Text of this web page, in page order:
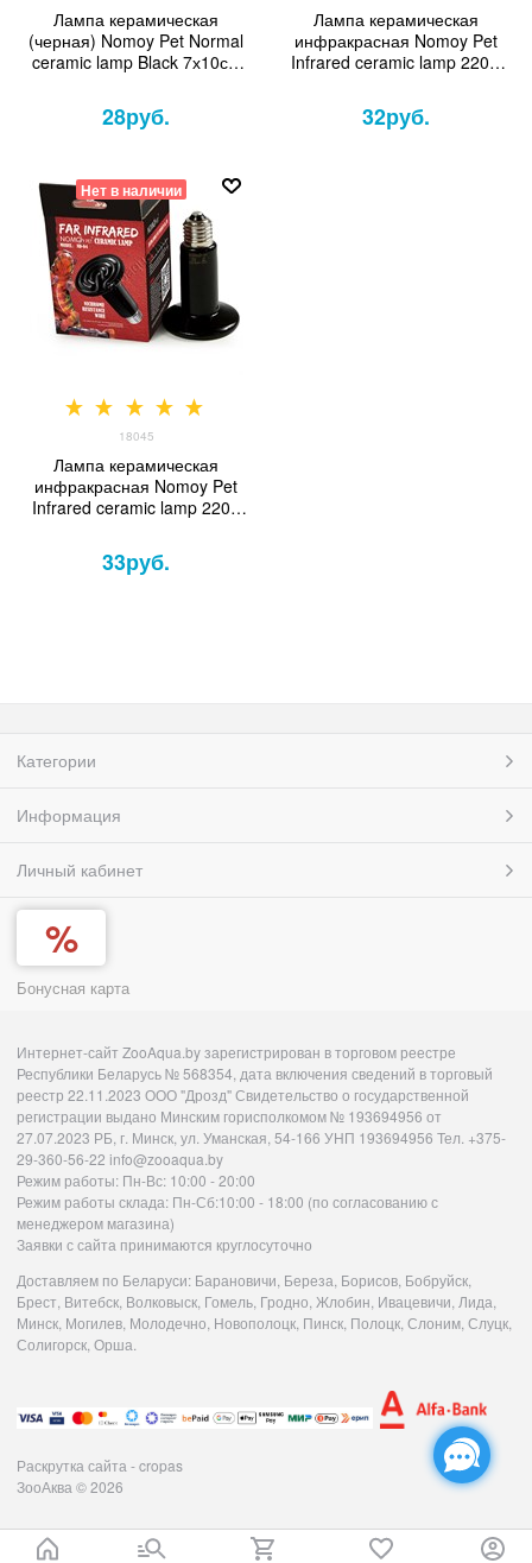
Лампа керамическая
(черная) Nomoy Pet Normal
ceramic lamp Black 7х10см
28руб.
Лампа керамическая
инфракрасная Nomoy Pet
Infrared ceramic lamp 220В
32руб.
Нет в наличии
18045
Лампа керамическая
инфракрасная Nomoy Pet
Infrared ceramic lamp 220В
33руб.
Категории
Информация
Личный кабинет
Бонусная карта
Интернет-сайт ZooAqua.by зарегистрирован в торговом реестре
Республики Беларусь № 568354, дата включения сведений в торговый
реестр 22.11.2023 ООО "Дрозд" Свидетельство о государственной
регистрации выдано Минским горисполкомом № 193694956 от
27.07.2023 РБ, г. Минск, ул. Уманская, 54-166 УНП 193694956 Тел. +375-
29-360-56-22 info@zooaqua.by
Режим работы: Пн-Вс: 10:00 - 20:00
Режим работы склада: Пн-Сб:10:00 - 18:00 (по согласованию с
менеджером магазина)
Заявки с сайта принимаются круглосуточно
Доставляем по Беларуси: Барановичи, Береза, Борисов, Бобруйск,
Брест, Витебск, Волковыск, Гомель, Гродно, Жлобин, Ивацевичи, Лида,
Минск, Могилев, Молодечно, Новополоцк, Пинск, Полоцк, Слоним, Слуцк,
Солигорск, Орша.
Раскрутка сайта - cropas
ЗооАква © 2026